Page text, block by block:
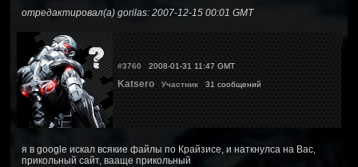
отредактировал(а) gorilas: 2007-12-15 00:01 GMT
#3760 2008-01-31 11:47 GMT
Katsero Участник 31 сообщений
я в google искал всякие файлы по Крайзисе, и наткнулса на Вас,
прикольный сайт, вааще прикольный